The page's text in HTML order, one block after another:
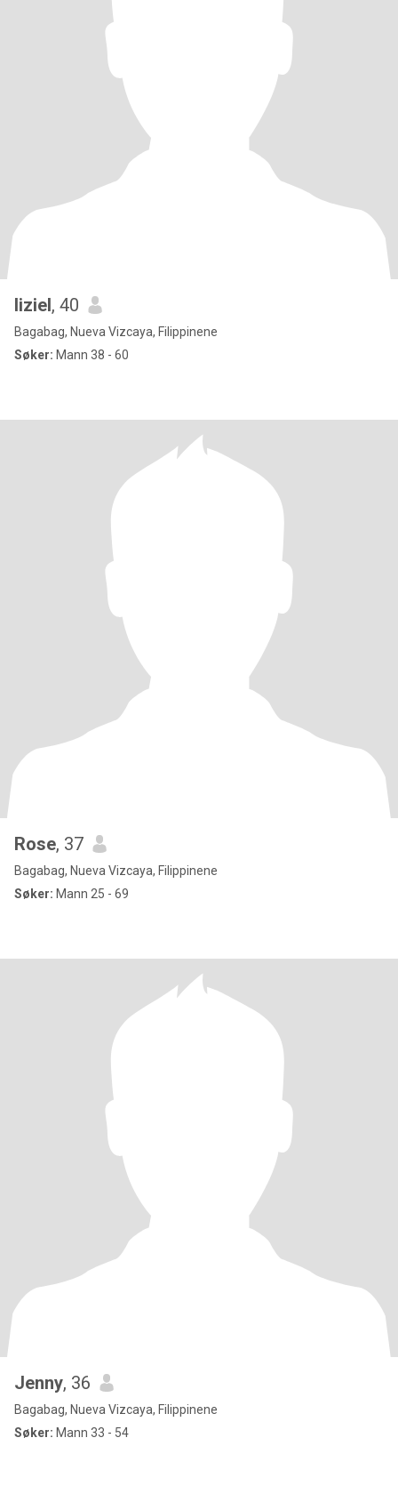
liziel, 40
Bagabag, Nueva Vizcaya, Filippinene
Søker: Mann 38 - 60
Rose, 37
Bagabag, Nueva Vizcaya, Filippinene
Søker: Mann 25 - 69
Jenny, 36
Bagabag, Nueva Vizcaya, Filippinene
Søker: Mann 33 - 54